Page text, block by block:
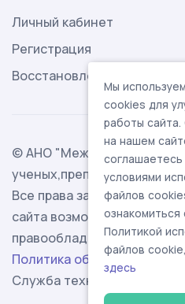
Личный кабинет
Регистрация
Восстановление пароля
© АНО "Международная
ученых,преподавателей и
Все права защищены.
сайта возможно
правообладателя.
Политика обработки
Служба технической
Мы
cookies для
работы сайта.
на нашем
соглашаетесь
условиями
файлов
ознакомиться
Политикой
файлов cookie,
здесь